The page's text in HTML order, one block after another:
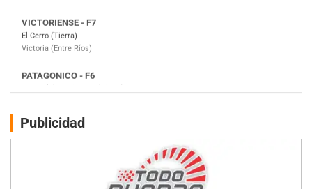
Moto Club Reginense (Tierra)
Gral. E. Godoy (Río Negro)
Juventud Unida (Tierra)
NORESTE SANTAFESINO - F6
Ciudad de Avellaneda (Asfalto)
Avellaneda (Santa Fe)
José Samuel Sánchez (Tierra)
Publicidad